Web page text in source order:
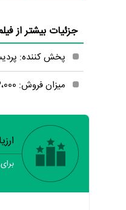
جزئیات بیشتر از
پخش کننده:
میزان فروش: 5،090،253،000 تومان